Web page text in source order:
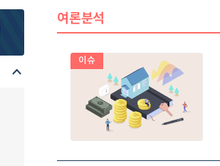
여론분석
이슈